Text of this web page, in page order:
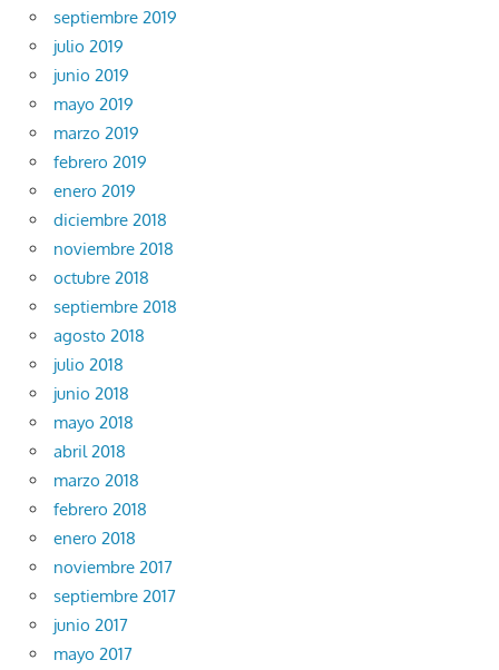
septiembre 2019
julio 2019
junio 2019
mayo 2019
marzo 2019
febrero 2019
enero 2019
diciembre 2018
noviembre 2018
octubre 2018
septiembre 2018
agosto 2018
julio 2018
junio 2018
mayo 2018
abril 2018
marzo 2018
febrero 2018
enero 2018
noviembre 2017
septiembre 2017
junio 2017
mayo 2017